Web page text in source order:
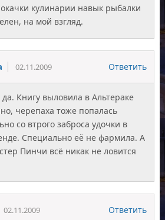
кулинарии навык рыбалки
на мой взгляд.
02.11.2009 Ответить
да. Книгу выловила в Альтераке
черепаха тоже попалась
со втрого заброса удочки в
Специально её не фармила. А
Пинчи всё никак не ловится
02.11.2009 Ответить